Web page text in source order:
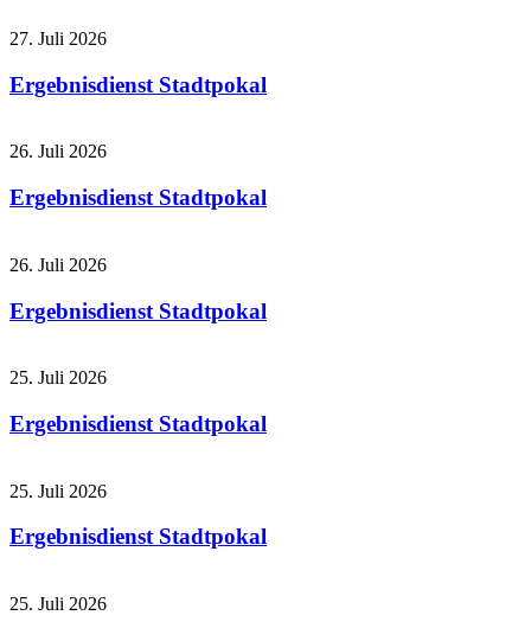
27. Juli 2026
Ergebnisdienst Stadtpokal
26. Juli 2026
Ergebnisdienst Stadtpokal
26. Juli 2026
Ergebnisdienst Stadtpokal
25. Juli 2026
Ergebnisdienst Stadtpokal
25. Juli 2026
Ergebnisdienst Stadtpokal
25. Juli 2026